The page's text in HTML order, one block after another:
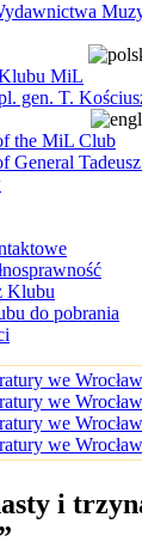
MiL
gen. T.
the MiL Club
General
Klubu
do pobrania
i